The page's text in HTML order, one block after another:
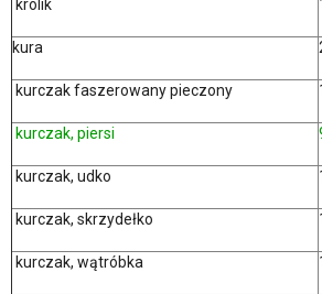
królik
kura
kurczak faszerowany pieczony
kurczak, piersi
kurczak, udko
kurczak, skrzydełko
kurczak, wątróbka